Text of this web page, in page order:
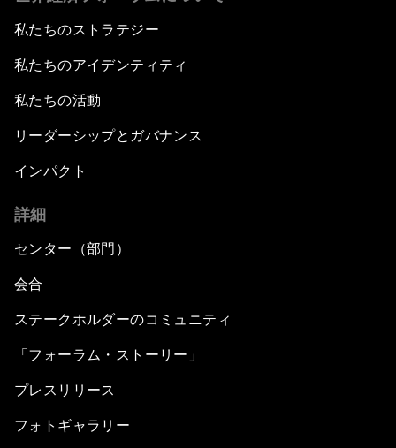
私たちのストラテジー
私たちのアイデンティティ
私たちの活動
リーダーシップとガバナンス
インパクト
詳細
センター（部門）
会合
ステークホルダーのコミュニティ
「フォーラム・ストーリー」
プレスリリース
フォトギャラリー